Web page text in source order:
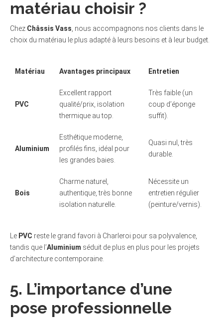
matériau choisir ?
Chez Châssis Vass , nous accompagnons nos clients dans le
choix du matériau le plus adapté à leurs besoins et à leur budget.
Matériau Avantages principaux Entretien
PVC
Excellent rapport
qualité/prix, isolation
thermique au top.
Très faible (un
coup d’éponge
suffit).
Aluminium
Esthétique moderne,
profilés fins, idéal pour
les grandes baies.
Quasi nul, très
durable.
Bois
Charme naturel,
authentique, très bonne
isolation naturelle.
Nécessite un
entretien régulier
(peinture/vernis).
Le PVC reste le grand favori à Charleroi pour sa polyvalence,
tandis que l’Aluminium séduit de plus en plus pour les projets
d’architecture contemporaine.
5. L’importance d’une
pose professionnelle